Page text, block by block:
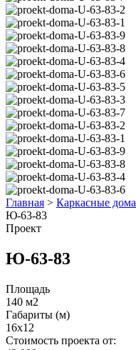
Главная > Каркасные дома
Ю-63-83
Проект
Ю-63-83
Площадь
140 м2
Габариты (м)
16х12
Стоимость проекта от: